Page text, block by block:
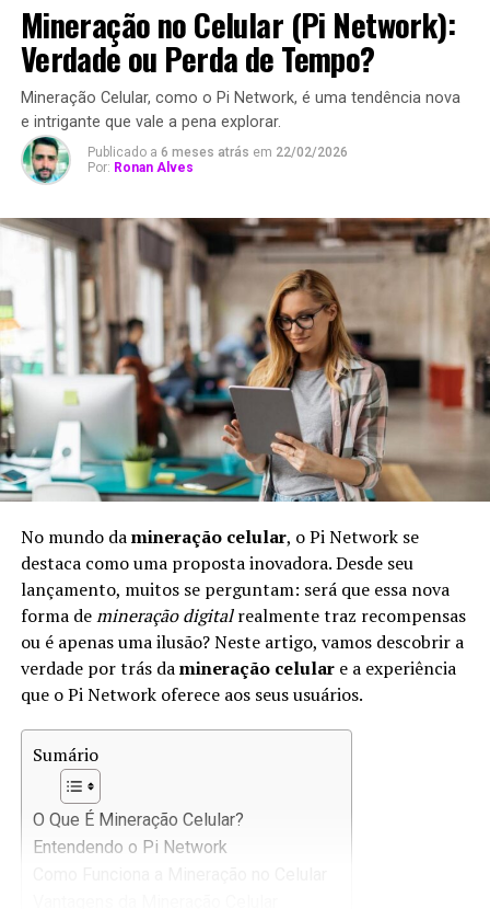
Mineração no Celular (Pi Network):
Verdade ou Perda de Tempo?
Mineração Celular, como o Pi Network, é uma tendência nova
e intrigante que vale a pena explorar.
Publicado a 6 meses atrás em 22/02/2026
Por: Ronan Alves
No mundo damineração celular, o Pi Network se
destaca como uma proposta inovadora. Desde seu
lançamento, muitos se perguntam: será que essa nova
forma demineração digitalrealmente traz recompensas
ou é apenas uma ilusão? Neste artigo, vamos descobrir a
verdade por trás damineração celulare a experiência
que o Pi Network oferece aos seus usuários.
Sumário
O Que É Mineração Celular?
Entendendo o Pi Network